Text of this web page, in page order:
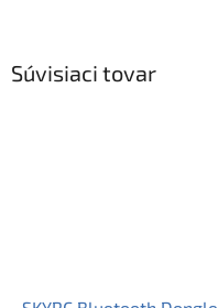
Súvisiaci tovar